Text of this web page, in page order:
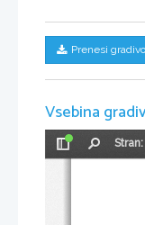
Prenesi gradivo
Vsebina
Preklopi
Stran: